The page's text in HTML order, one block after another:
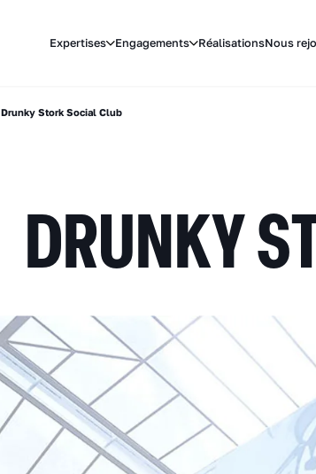
Expertises Engagements RéalisationsNous
Drunky Stork Social Club
DRUNKY